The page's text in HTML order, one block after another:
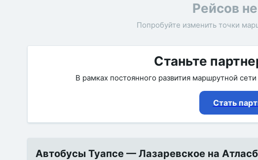
Рейсов
Попробуйте изменить точки
Станьте
В рамках постоянного развития маршрутной
Стать
Автобусы Туапсе — Лазаревское на